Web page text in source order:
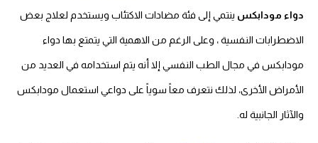
دواء مودابكس ينتمي إلى فئة مضادات الاكتئاب ويستخدم لعلاج بعض
الاضطرابات النفسية ، وعلى الرغم من الاهمية التي يتمتع بها دواء
مودابكس في مجال الطب النفسي إلا أنه يتم استخدامه في العديد من
الأمراض الأخرى، لذلك نتعرف معاً سوياً على دواعي استعمال مودابكس
والآثار الجانبية له.